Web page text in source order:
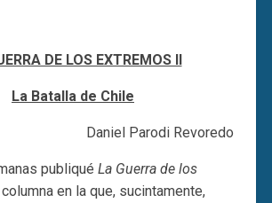
DE LOS EXTREMOS II
La Batalla de Chile
Daniel Parodi Revoredo
publiqué La Guerra de los
columna en la que, sucintamente,